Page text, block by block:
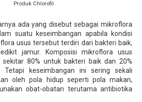
Produk Chlorofil
ada yang disebut sebagai mikroflora
suatu keseimbangan apabila kondisi
usus tersebut terdiri dari bakteri baik,
jamur. Komposisi mikroflora usus
sekitar 80% untuk bakteri baik dan 20%
keseimbangan ini sering sekali
oleh pola hidup seperti pola makan,
obat-obatan terutama antibiotika